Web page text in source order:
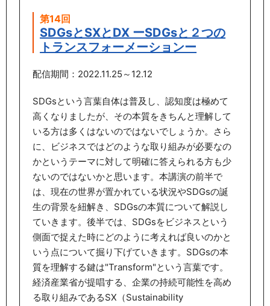
第14回
SDGsとSXとDX ーSDGsと２つの
トランスフォーメーションー
配信期間：2022.11.25～12.12
SDGsという言葉自体は普及し、認知度は極めて
高くなりましたが、その本質をきちんと理解して
いる方は多くはないのではないでしょうか。さら
に、ビジネスではどのような取り組みが必要なの
かというテーマに対して明確に答えられる方も少
ないのではないかと思います。本講演の前半で
は、現在の世界が置かれている状況やSDGsの誕
生の背景を紐解き、SDGsの本質について解説し
ていきます。後半では、SDGsをビジネスという
側面で捉えた時にどのように考えれば良いのかと
いう点について掘り下げていきます。SDGsの本
質を理解する鍵は"Transform"という言葉です。
経済産業省が提唱する、企業の持続可能性を高め
る取り組みであるSX（Sustainability